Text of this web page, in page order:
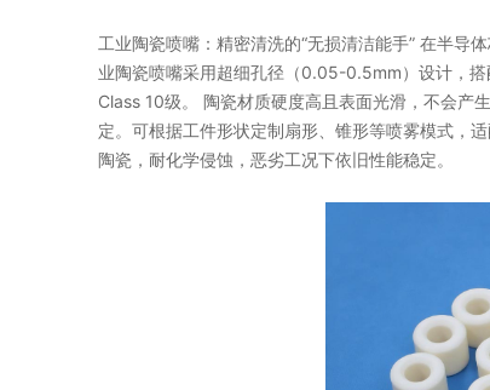
工业陶瓷喷嘴：精密清洗的“无损清洁能手” 在半导
业陶瓷喷嘴采用超细孔径（0.05-0.5mm）设计，
Class 10级。 陶瓷材质硬度高且表面光滑，不会产
定。可根据工件形状定制扇形、锥形等喷雾模式，
陶瓷，耐化学侵蚀，恶劣工况下依旧性能稳定。